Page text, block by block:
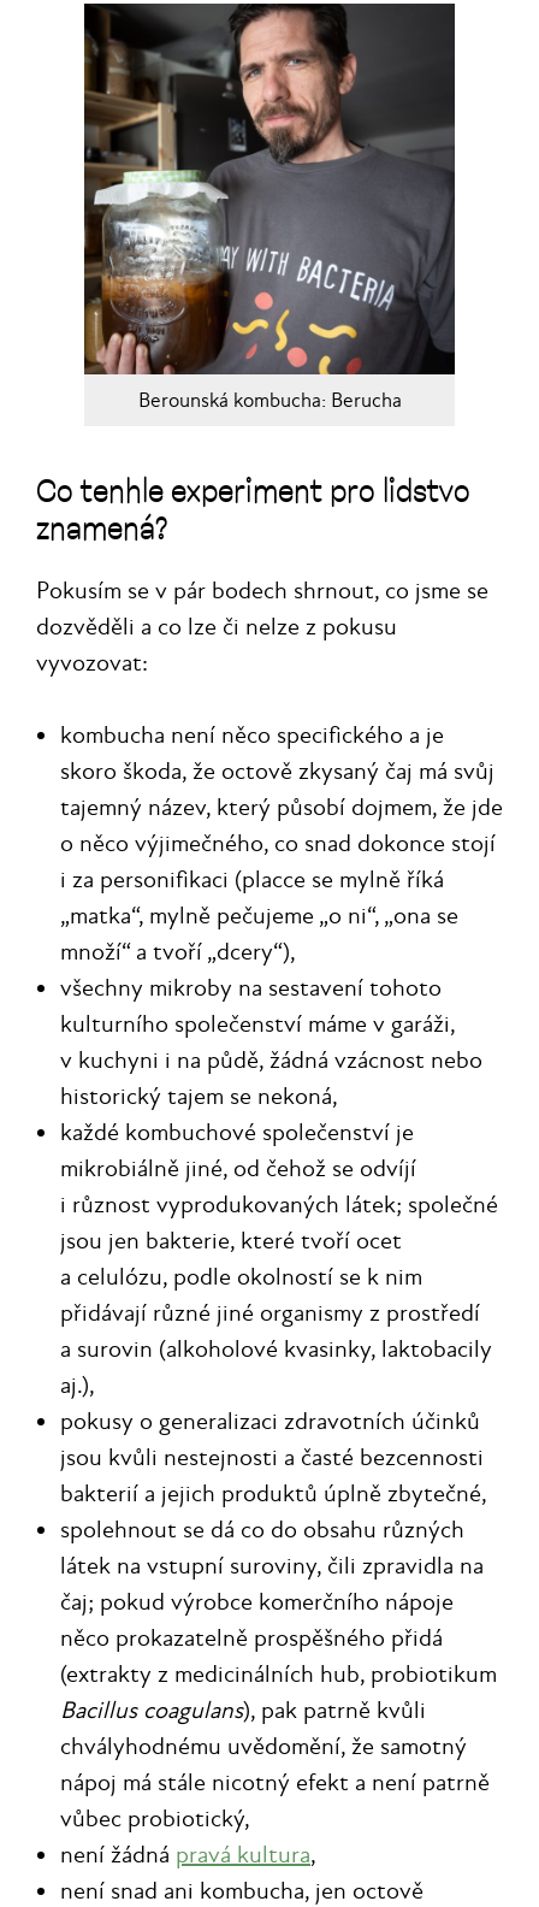
Berounská kombucha: Berucha
Co tenhle experiment pro lidstvo
znamená?
Pokusím se v pár bodech shrnout, co jsme se
dozvěděli a co lze či nelze z pokusu
vyvozovat:
kombucha není něco specifického a je
skoro škoda, že octově zkysaný čaj má svůj
tajemný název, který působí dojmem, že jde
o něco výjimečného, co snad dokonce stojí
i za personifikaci (placce se mylně říká
„matka“, mylně pečujeme „o ni“, „ona se
množí“ a tvoří „dcery“),
všechny mikroby na sestavení tohoto
kulturního společenství máme v garáži,
v kuchyni i na půdě, žádná vzácnost nebo
historický tajem se nekoná,
každé kombuchové společenství je
mikrobiálně jiné, od čehož se odvíjí
i různost vyprodukovaných látek; společné
jsou jen bakterie, které tvoří ocet
a celulózu, podle okolností se k nim
přidávají různé jiné organismy z prostředí
a surovin (alkoholové kvasinky, laktobacily
aj.),
pokusy o generalizaci zdravotních účinků
jsou kvůli nestejnosti a časté bezcennosti
bakterií a jejich produktů úplně zbytečné,
spolehnout se dá co do obsahu různých
látek na vstupní suroviny, čili zpravidla na
čaj; pokud výrobce komerčního nápoje
něco prokazatelně prospěšného přidá
(extrakty z medicinálních hub, probiotikum
Bacillus coagulans), pak patrně kvůli
chvályhodnému uvědomění, že samotný
nápoj má stále nicotný efekt a není patrně
vůbec probiotický,
není žádná pravá kultura,
není snad ani kombucha, jen octově